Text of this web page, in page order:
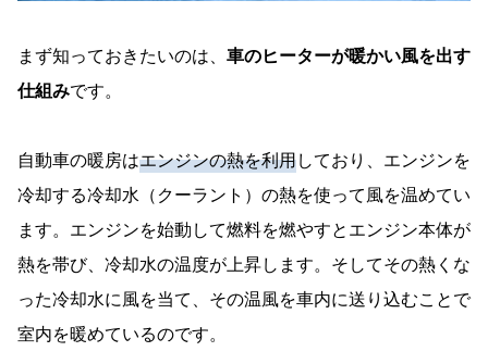
まず知っておきたいのは、 車のヒーターが暖かい風を出す
仕組みです。
自動車の暖房はエンジンの熱を利用しており、エンジンを
冷却する冷却水（クーラント）の熱を使って風を温めてい
ます。エンジンを始動して燃料を燃やすとエンジン本体が
熱を帯び、冷却水の温度が上昇します。そしてその熱くな
った冷却水に風を当て、その温風を車内に送り込むことで
室内を暖めているのです。